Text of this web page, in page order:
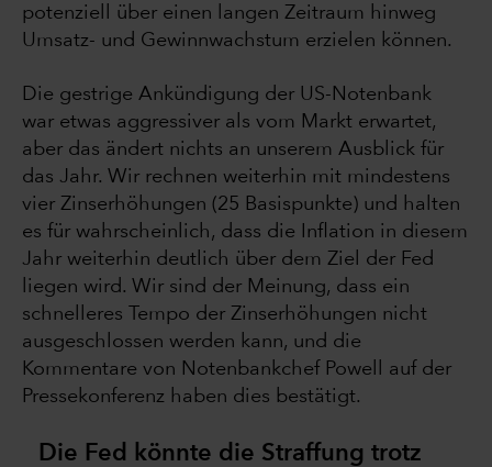
potenziell über einen langen Zeitraum hinweg
Umsatz- und Gewinnwachstum erzielen können.
Die gestrige Ankündigung der US-Notenbank
war etwas aggressiver als vom Markt erwartet,
aber das ändert nichts an unserem Ausblick für
das Jahr. Wir rechnen weiterhin mit mindestens
vier Zinserhöhungen (25 Basispunkte) und halten
es für wahrscheinlich, dass die Inflation in diesem
Jahr weiterhin deutlich über dem Ziel der Fed
liegen wird. Wir sind der Meinung, dass ein
schnelleres Tempo der Zinserhöhungen nicht
ausgeschlossen werden kann, und die
Kommentare von Notenbankchef Powell auf der
Pressekonferenz haben dies bestätigt.
Die Fed könnte die Straffung trotz